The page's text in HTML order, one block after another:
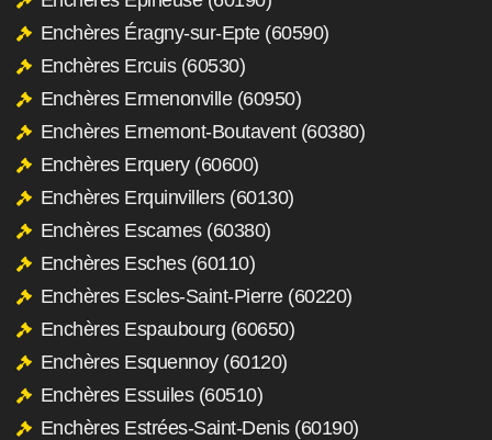
Enchères Éragny-sur-Epte (60590)
Enchères Ercuis (60530)
Enchères Ermenonville (60950)
Enchères Ernemont-Boutavent (60380)
Enchères Erquery (60600)
Enchères Erquinvillers (60130)
Enchères Escames (60380)
Enchères Esches (60110)
Enchères Escles-Saint-Pierre (60220)
Enchères Espaubourg (60650)
Enchères Esquennoy (60120)
Enchères Essuiles (60510)
Enchères Estrées-Saint-Denis (60190)